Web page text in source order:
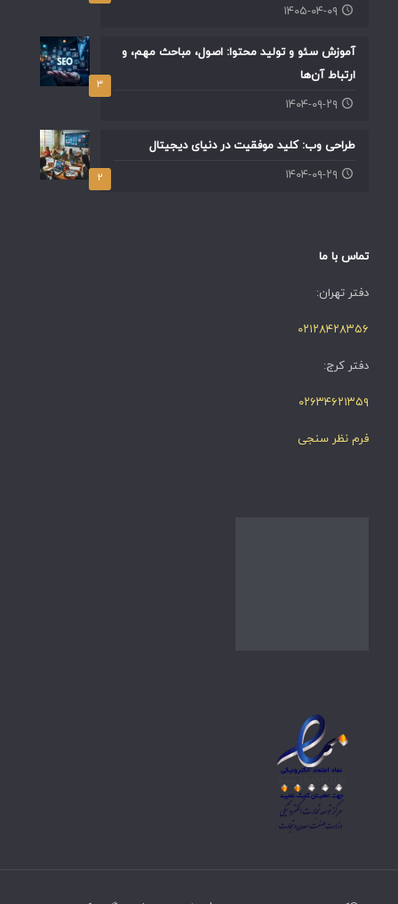
۱۴۰۵-۰۴-۰۹
۳
آموزش سئو و تولید محتوا: اصول، مباحث مهم، و
ارتباط آن‌ها
۱۴۰۴-۰۹-۲۹
۲
طراحی وب: کلید موفقیت در دنیای دیجیتال
۱۴۰۴-۰۹-۲۹
تماس با ما
دفتر تهران:
۰۲۱۲۸۴۲۸۳۵۶
دفتر کرج:
۰۲۶۳۴۶۲۱۳۵۹
فرم نظر سنجی